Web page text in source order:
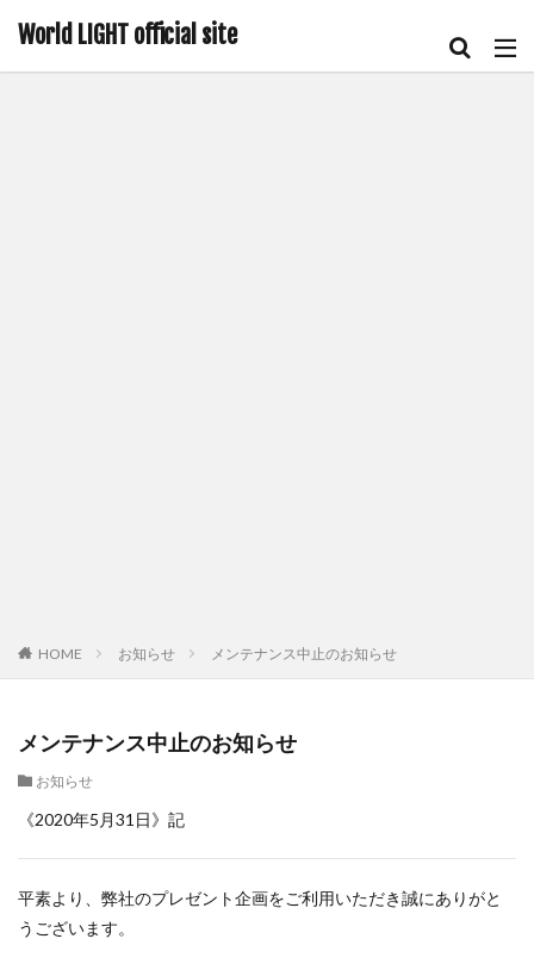
World LIGHT official site
HOME お知らせ メンテナンス中止のお知らせ
メンテナンス中止のお知らせ
お知らせ
《2020年5月31日》記
平素より、弊社のプレゼント企画をご利用いただき誠にありがと
うございます。